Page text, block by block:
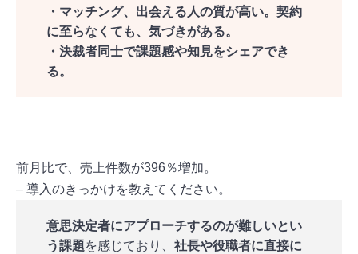
・マッチング、出会える人の質が高い。契約
に至らなくても、気づきがある。
・決裁者同士で課題感や知見をシェアでき
る。
前月比で、売上件数が396％増加。
– 導入のきっかけを教えてください。
意思決定者にアプローチするのが難しいとい
う課題を感じており、 社長や役職者に直接に